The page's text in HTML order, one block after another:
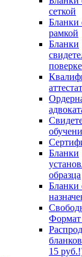
сеткой
Бланки
рамкой
Бланки
поверке
Бланки
образца
Бланки
15